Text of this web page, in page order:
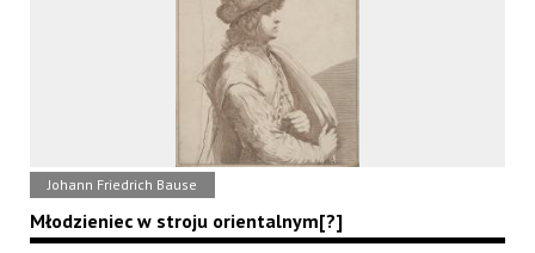
Johann Friedrich Bause
Młodzieniec w stroju orientalnym[?]